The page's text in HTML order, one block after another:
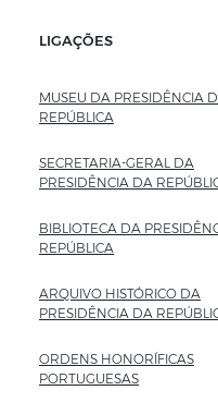
LIGAÇÕES
MUSEU DA PRESIDÊNCIA
REPÚBLICA
SECRETARIA-GERAL DA
PRESIDÊNCIA DA
BIBLIOTECA DA
REPÚBLICA
ARQUIVO HISTÓRICO DA
PRESIDÊNCIA DA
ORDENS HONORÍFICAS
PORTUGUESAS